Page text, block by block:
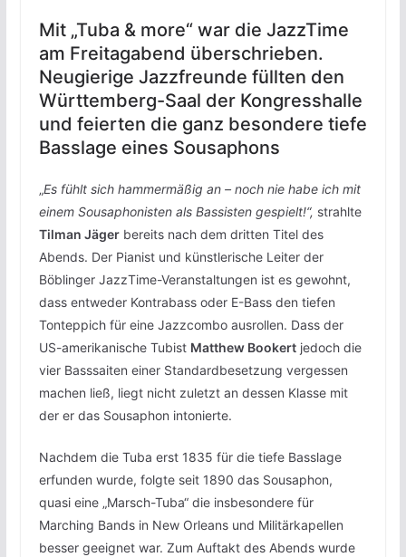
Mit „Tuba & more“ war die JazzTime
am Freitagabend überschrieben.
Neugierige Jazzfreunde füllten den
Württemberg-Saal der Kongresshalle
und feierten die ganz besondere tiefe
Basslage eines Sousaphons
„Es fühlt sich hammermäßig an – noch nie habe ich mit
einem Sousaphonisten als Bassisten gespielt!“, strahlte
Tilman Jägerbereits nach dem dritten Titel des
Abends. Der Pianist und künstlerische Leiter der
Böblinger JazzTime-Veranstaltungen ist es gewohnt,
dass entweder Kontrabass oder E-Bass den tiefen
Tonteppich für eine Jazzcombo ausrollen. Dass der
US-amerikanische Tubist Matthew Bookertjedoch die
vier Basssaiten einer Standardbesetzung vergessen
machen ließ, liegt nicht zuletzt an dessen Klasse mit
der er das Sousaphon intonierte.
Nachdem die Tuba erst 1835 für die tiefe Basslage
erfunden wurde, folgte seit 1890 das Sousaphon,
quasi eine „Marsch-Tuba“ die insbesondere für
Marching Bands in New Orleans und Militärkapellen
besser geeignet war. Zum Auftakt des Abends wurde